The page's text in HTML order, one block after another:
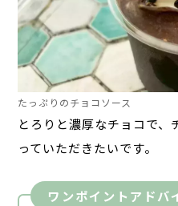
たっぷりのチョコソース
とろりと濃厚なチョコで、
っていただきたいです。
ワンポイントアドバ